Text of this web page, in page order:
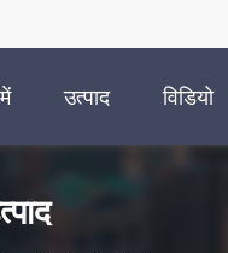
उत्पाद विडियो